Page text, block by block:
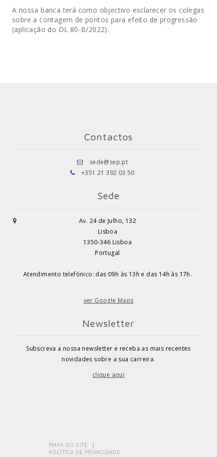
A nossa banca terá como objectivo esclarecer os colegas
sobre a contagem de pontos para efeito de progressão
(aplicação do DL 80-B/2022).
Contactos
sede@sep.pt
+351 21 392 03 50
Sede
Av. 24 de Julho, 132
Lisboa
1350-346 Lisboa
Portugal
Atendimento telefónico: das 09h às 13h e das 14h às 17h.
ver Google Maps
Newsletter
Subscreva a nossa newsletter e receba as mais recentes
novidades sobre a sua carreira.
clique aqui
MAPA DO SITE
POLÍTICA DE PRIVACIDADE